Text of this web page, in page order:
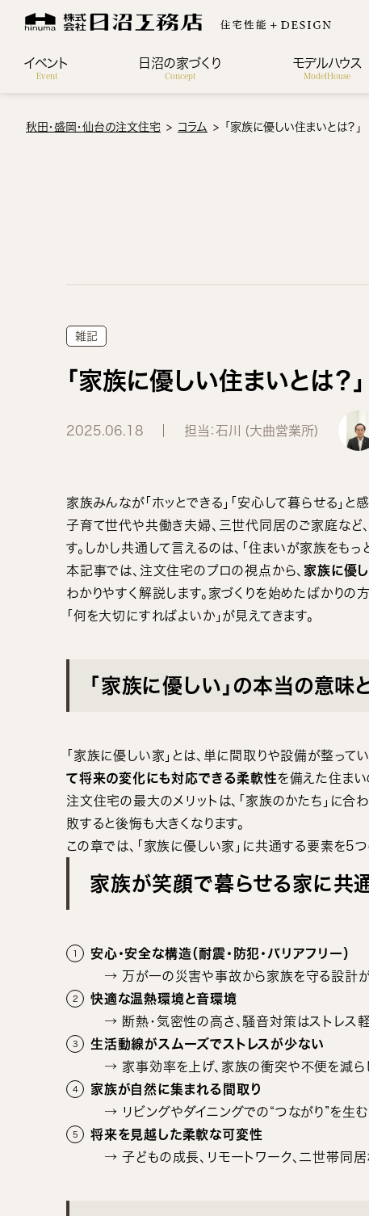
イベント
Event
日沼の家づくり
Concept
モデルハウス
ModelHouse
秋田・盛岡・仙台の注文住宅 コラム 「家族に優しい住まいとは？」
雑記
「家族に優しい住まいとは？」
2025.06.18 担当：石川 (大曲営業所)
家族みんなが「ホッとできる」「安心して暮らせる」と
子育て世代や共働き夫婦、三世代同居のご家庭など
す。しかし共通して言えるのは、「住まいが家族をもっ
本記事では、注文住宅のプロの視点から、 家族に優
わかりやすく解説します。家づくりを始めたばかりの
「何を大切にすればよいか」が見えてきます。
「家族に優しい」の本当の意味
「家族に優しい家」とは、単に間取りや設備が整って
て将来の変化にも対応できる柔軟性を備えた住まい
注文住宅の最大のメリットは、「家族のかたち」に
敗すると後悔も大きくなります。
この章では、「家族に優しい家」に共通する要素を5
家族が笑顔で暮らせる家に共
安心・安全な構造（耐震・防犯・バリアフリー）
→ 万が一の災害や事故から家族を守る設計が
快適な温熱環境と音環境
→ 断熱・気密性の高さ、騒音対策はストレス軽
生活動線がスムーズでストレスが少ない
→ 家事効率を上げ、家族の衝突や不便を減ら
家族が自然に集まれる間取り
→ リビングやダイニングでの“つながり”を生む
将来を見越した柔軟な可変性
→ 子どもの成長、リモートワーク、二世帯同居